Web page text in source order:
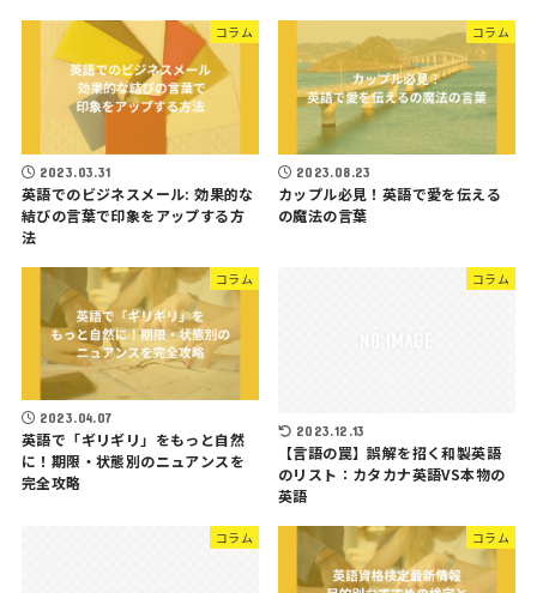
コラム
2023.03.31
英語でのビジネスメール: 効果的な
結びの言葉で印象をアップする方
法
コラム
2023.08.23
カップル必見！英語で愛を伝える
の魔法の言葉
コラム
2023.04.07
英語で「ギリギリ」をもっと自然
に！期限・状態別のニュアンスを
完全攻略
コラム
2023.12.13
【言語の罠】誤解を招く和製英語
のリスト：カタカナ英語VS本物の
英語
コラム コラム